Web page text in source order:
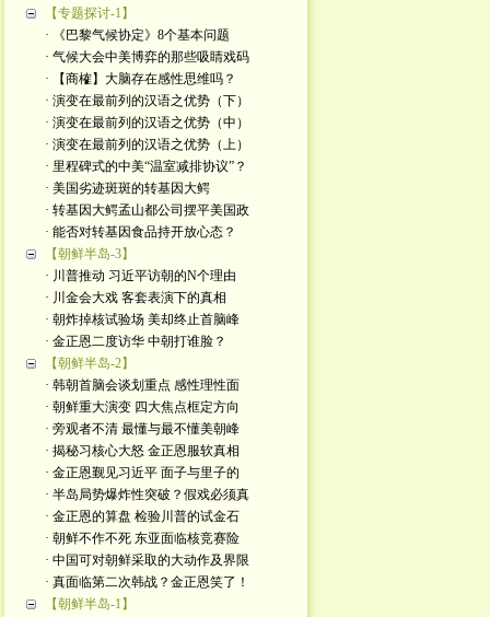
【专题探讨-1】
· 《巴黎气候协定》8个基本问题
· 气候大会中美博弈的那些吸睛戏码
· 【商榷】大脑存在感性思维吗？
· 演变在最前列的汉语之优势（下）
· 演变在最前列的汉语之优势（中）
· 演变在最前列的汉语之优势（上）
· 里程碑式的中美“温室减排协议”？
· 美国劣迹斑斑的转基因大鳄
· 转基因大鳄孟山都公司摆平美国政
· 能否对转基因食品持开放心态？
【朝鲜半岛-3】
· 川普推动 习近平访朝的N个理由
· 川金会大戏 客套表演下的真相
· 朝炸掉核试验场 美却终止首脑峰
· 金正恩二度访华 中朝打谁脸？
【朝鲜半岛-2】
· 韩朝首脑会谈划重点 感性理性面
· 朝鲜重大演变 四大焦点框定方向
· 旁观者不清 最懂与最不懂美朝峰
· 揭秘习核心大怒 金正恩服软真相
· 金正恩觐见习近平 面子与里子的
· 半岛局势爆炸性突破？假戏必须真
· 金正恩的算盘 检验川普的试金石
· 朝鲜不作不死 东亚面临核竞赛险
· 中国可对朝鲜采取的大动作及界限
· 真面临第二次韩战？金正恩笑了！
【朝鲜半岛-1】